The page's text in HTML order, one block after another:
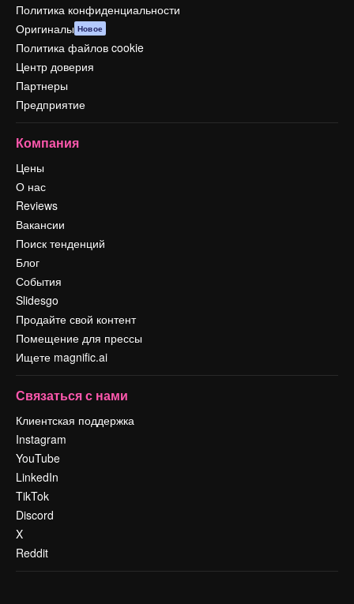
Политика конфиденциальности
Оригиналы Новое
Политика файлов cookie
Центр доверия
Партнеры
Предприятие
Компания
Цены
О нас
Reviews
Вакансии
Поиск тенденций
Блог
События
Slidesgo
Продайте свой контент
Помещение для прессы
Ищете magnific.ai
Связаться с нами
Клиентская поддержка
Instagram
YouTube
LinkedIn
TikTok
Discord
X
Reddit